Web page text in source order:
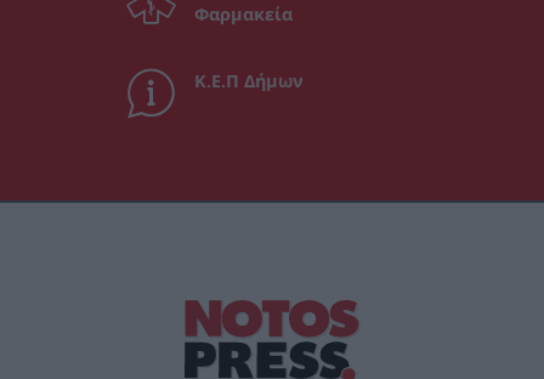
Φαρμακεία
Κ.Ε.Π Δήμων